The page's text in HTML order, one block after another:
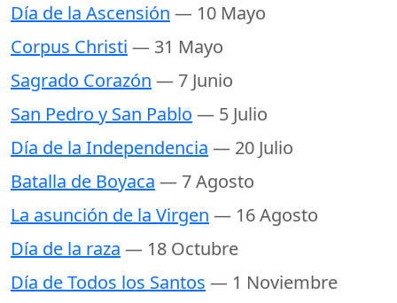
Día de la Ascensión — 10 Mayo
Corpus Christi — 31 Mayo
Sagrado Corazón — 7 Junio
San Pedro y San Pablo — 5 Julio
Día de la Independencia — 20 Julio
Batalla de Boyaca — 7 Agosto
La asunción de la Virgen — 16 Agosto
Día de la raza — 18 Octubre
Día de Todos los Santos — 1 Noviembre